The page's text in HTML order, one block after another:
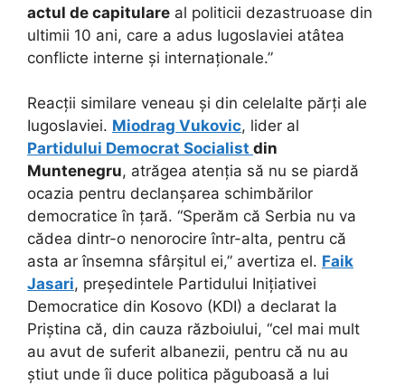
actul de capitulare al politicii dezastruoase din
ultimii 10 ani, care a adus Iugoslaviei atâtea
conflicte interne și internaționale.”
Reacții similare veneau și din celelalte părți ale
Iugoslaviei. Miodrag Vukovic, lider al
Partidului Democrat Socialist din
Muntenegru, atrăgea atenția să nu se piardă
ocazia pentru declanșarea schimbărilor
democratice în țară. “Sperăm că Serbia nu va
cădea dintr-o nenorocire într-alta, pentru că
asta ar însemna sfârșitul ei,” avertiza el. Faik
Jasari, președintele Partidului Inițiativei
Democratice din Kosovo (KDI) a declarat la
Priștina că, din cauza războiului, “cel mai mult
au avut de suferit albanezii, pentru că nu au
știut unde îi duce politica păguboasă a lui